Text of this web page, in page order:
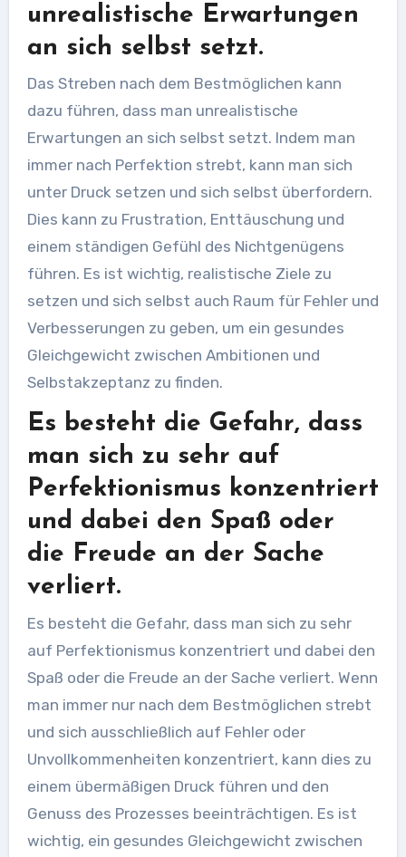
unrealistische Erwartungen
an sich selbst setzt.
Das Streben nach dem Bestmöglichen kann
dazu führen, dass man unrealistische
Erwartungen an sich selbst setzt. Indem man
immer nach Perfektion strebt, kann man sich
unter Druck setzen und sich selbst überfordern.
Dies kann zu Frustration, Enttäuschung und
einem ständigen Gefühl des Nichtgenügens
führen. Es ist wichtig, realistische Ziele zu
setzen und sich selbst auch Raum für Fehler und
Verbesserungen zu geben, um ein gesundes
Gleichgewicht zwischen Ambitionen und
Selbstakzeptanz zu finden.
Es besteht die Gefahr, dass
man sich zu sehr auf
Perfektionismus konzentriert
und dabei den Spaß oder
die Freude an der Sache
verliert.
Es besteht die Gefahr, dass man sich zu sehr
auf Perfektionismus konzentriert und dabei den
Spaß oder die Freude an der Sache verliert. Wenn
man immer nur nach dem Bestmöglichen strebt
und sich ausschließlich auf Fehler oder
Unvollkommenheiten konzentriert, kann dies zu
einem übermäßigen Druck führen und den
Genuss des Prozesses beeinträchtigen. Es ist
wichtig, ein gesundes Gleichgewicht zwischen